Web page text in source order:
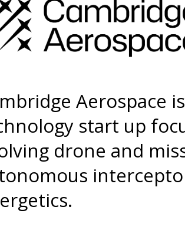
Aerospace
start up
drone and